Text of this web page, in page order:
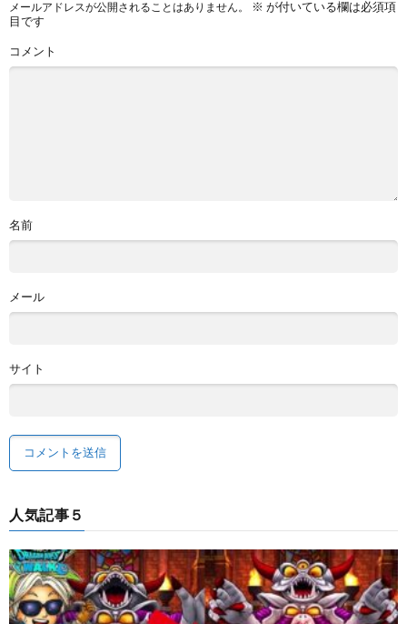
メールアドレスが公開されることはありません。 ※ が付いている欄は必須項
目です
コメント
名前
メール
サイト
人気記事５